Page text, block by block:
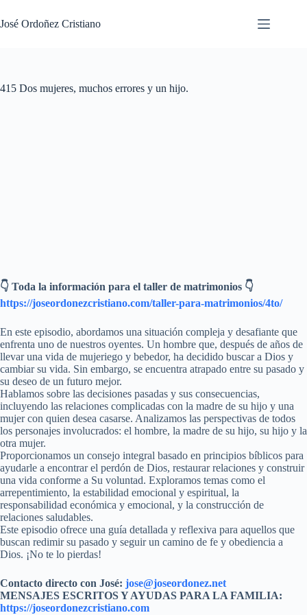
al
contenido
José Ordoñez Cristiano
415 Dos mujeres, muchos errores y un hijo.
👇 Toda la información para el taller de matrimonios 👇
https://joseordonezcristiano.com/taller-para-matrimonios/4to/
En este episodio, abordamos una situación compleja y desafiante que
enfrenta uno de nuestros oyentes. Un hombre que, después de años de
llevar una vida de mujeriego y bebedor, ha decidido buscar a Dios y
cambiar su vida. Sin embargo, se encuentra atrapado entre su pasado y
su deseo de un futuro mejor.
Hablamos sobre las decisiones pasadas y sus consecuencias,
incluyendo las relaciones complicadas con la madre de su hijo y una
mujer con quien desea casarse. Analizamos las perspectivas de todos
los personajes involucrados: el hombre, la madre de su hijo, su hijo y la
otra mujer.
Proporcionamos un consejo integral basado en principios bíblicos para
ayudarle a encontrar el perdón de Dios, restaurar relaciones y construir
una vida conforme a Su voluntad. Exploramos temas como el
arrepentimiento, la estabilidad emocional y espiritual, la
responsabilidad económica y emocional, y la construcción de
relaciones saludables.
Este episodio ofrece una guía detallada y reflexiva para aquellos que
buscan redimir su pasado y seguir un camino de fe y obediencia a
Dios. ¡No te lo pierdas!
Contacto directo con José: jose@joseordonez.net
MENSAJES ESCRITOS Y AYUDAS PARA LA FAMILIA:
https://joseordonezcristiano.com